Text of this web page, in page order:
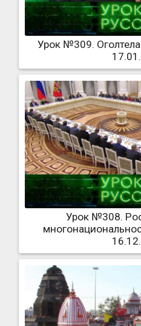
Урок №309.
Урок №308.